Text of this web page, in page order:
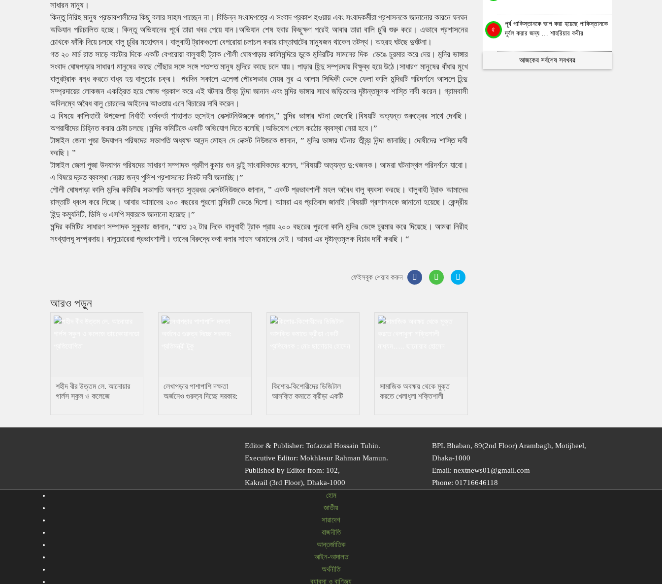
সাধারন মানুষ।
কিন্তু নিরিহ মানুষ প্রভাবশালীদের কিছু বলার সাহস পাচ্ছেন না। বিভিন্ন সংবাদপত্রে এ সংবাদ প্রকাশ হওয়ায় এবং সংবাদকর্মীরা প্রশাসনকে জানানোর কারনে ঘনঘন
অভিযান পরিচালিত হচ্ছে। কিন্তু অভিযানের পূর্বে তারা খবর পেয়ে যান।অভিযান শেষ হবার কিছুক্ষণ পরেই আবার তারা বালি চুরি শুরু করে। এভাবে প্রশাসনের
চোখকে ফাঁকি দিয়ে চলছে বালু চুরির মহোৎসব। বালুবাহী ট্রাকগুলো বেপরোয়া চলাচল করায় রাস্তাঘাটের মানুষজন থাকেন তটস্থ। অহরহ ঘটছে দুর্ঘটনা।
গত ২০ মার্চ রাত সাড়ে বারটার দিকে একটি বেপরোয়া বালুবাহী ট্রাক পৌলী ঘোষপাড়ার কালিমন্দিরে ডুকে মন্দিরটির সামনের দিক ভেঙে চুরমার করে দেয়। মন্দির ভাঙ্গার
সংবাদ ঘোষপাড়ার সাধারণ মানুষের কাছে পৌঁছার সঙ্গে সঙ্গে শতশত মানুষ মন্দিরে কাছে চলে যায়। পাড়ার হিন্দু সম্প্রদায় বিক্ষুব্ধ হয়ে উঠে।সাধারণ মানুষের বাঁধার মুখে
বালুরট্রাক বন্ধ করতে বাধ্য হয় বালুচোর চক্র। পরদিন সকালে এলেঙ্গা পৌরসভার মেয়র নুর এ আলম সিদ্দিকী ভেঙ্গে ফেলা কালি মন্দিরটি পরিদর্শনে আসলে হিন্দু
সম্প্রদায়ের লোকজন একত্রিত হয়ে ক্ষোভ প্রকাশ করে এই ঘটনার তীব্র নিন্দা জানান এবং মন্দির ভাঙ্গার সাথে জড়িতদের দৃষ্টান্তমূলক শাস্তি দাবী করেন। গ্রামবাসী
অবিলম্বে অবৈধ বালু চোরদের আইনের আওতায় এনে বিচারের দাবি করেন।
এ বিষয়ে কালিহাতী উপজেলা নির্বাহী কর্মকর্তা শাহাদাত হুসেইন নেক্সটনিউজকে জানান,” মন্দির ভাঙ্গার ঘটনা জেনেছি।বিষয়টি অত্যন্ত গুরুত্বের সাথে দেখছি।
অপরাধীদের চিহ্নিত করার চেষ্টা চলছে।মন্দির কমিটিকে একটি অভিযোগ দিতে বলেছি।অভিযোগ পেলে কঠোর ব্যবস্থা নেয়া হবে।”
টাঙ্গাইল জেলা পুজা উদযাপন পরিষদের সভাপতি অধ্যক্ষ আনন্দ মোহন দে নেক্সট নিউজকে জানান, ” মন্দির ভাঙ্গার ঘটনার তীব্র্র নিন্দা জানাচ্ছি। দোষীদের শাস্তি দাবী
করছি। ”
টাঙ্গাইল জেলা পুজা উদযাপন পরিষদের সাধারণ সম্পাদক প্রদীপ কুমার গুন ঝন্টু সাংবাদিকদের বলেন, “বিষয়টি অত্যন্ত দু:খজনক। আমরা ঘটনাস্থল পরিদর্শনে যাবো।
এ বিষয়ে দ্রুত ব্যবস্থা নেয়ার জন্য পুলিশ প্রশাসনের নিকট দাবী জানাচ্ছি।”
পৌলী ঘোষপাড়া কালি মন্দির কমিটির সভাপতি অনন্ত সুত্রধর নেক্সটনিউজকে জানান, ” একটি প্রভাবশালী মহল অবৈধ বালু ব্যবসা করছে। বালুবাহী ট্রাক আমাদের
রাস্তাটি ধ্বংস করে দিচ্ছে। আবার আমাদের ২০০ বছরের পুরনো মন্দিরটি ভেঙে দিলো। আমরা এর প্রতিবাদ জানাই।বিষয়টি প্রশাসনকে জানানো হয়েছে। কেন্দ্রীয়
হিন্দু কম্যুনিটি, ডিসি ও এসপি স্যারকে জানানো হয়েছে।”
মন্দির কমিটির সাধারণ সম্পাদক সুকুমার জানান, “রাত ১২ টার দিকে বালুবাহী ট্রাক প্রায় ২০০ বছরের পুরনো কালি মন্দির ভেঙ্গে চুরমার করে দিয়েছে। আমরা নিরীহ
সংখ্যালঘু সম্প্রদায়। বালুচোরেরা প্রভাবশালী। তাদের বিরুদ্ধে কথা বলার সাহস আমাদের নেই। আমরা এর দৃষ্টান্তমূলক বিচার দাবী করছি। “
ফেইসবুক শেয়ার করুন
আরও পড়ুন
শহীদ বীর উত্তম লে. আনোয়ার
গার্লস স্কুল ও কলেজে
লেখাপড়ার পাশাপাশি দক্ষতা
অর্জনেও গুরুত্ব দিচ্ছে সরকার:
কিশোর-কিশোরীদের ডিজিটাল
আসক্তি কমাতে ক্রীড়া একটি
সামাজিক অবক্ষয় থেকে মুক্ত
করতে খেলাধুলা শক্তিশালী
৫
পূর্ব পাকিস্তানকে ভাগ করা হয়েছে পাকিস্তানকে
দূর্বল করার জন্য … শাহরিয়ার কবীর
আজকের সর্বশেষ সবখবর
Editor & Publisher: Tofazzal Hossain Tuhin.
Executive Editor: Mokhlasur Rahman Mamun.
Published by Editor from: 102,
Kakrail (3rd Floor), Dhaka-1000
BPL Bhaban, 89(2nd Floor) Arambagh, Motijheel,
Dhaka-1000
Email: nextnews01@gmail.com
Phone: 01716646118
হোম
জাতীয়
সারাদেশ
রাজনীতি
আন্তর্জাতিক
আইন-আদালত
অর্থনীতি
ব্যাবসা ও বাণিজ্য